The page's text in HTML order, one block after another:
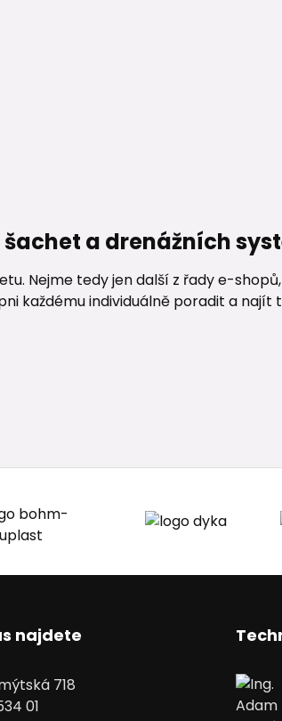
a drenážních
Nejme tedy jen další z řady e-
každému individuálně poradit a najít
najdete
718
01